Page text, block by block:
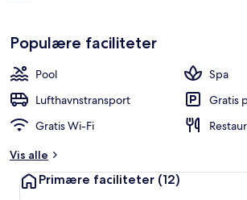
Populære faciliteter
Pool
Spa
Lufthavnstransport
Gratis
Gratis Wi-Fi
Vis alle
Primære faciliteter (12)